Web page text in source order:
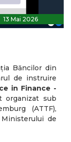
13 Mai 2026
Băncilor din
de instruire
in Finance -
organizat sub
(ATTF),
de